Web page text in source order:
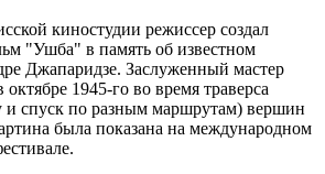
киностудии режиссер создал
"Ушба" в память об известном
Джапаридзе. Заслуженный мастер
1945-го во время траверса
и спуск по разным маршрутам) вершин
была показана на международном